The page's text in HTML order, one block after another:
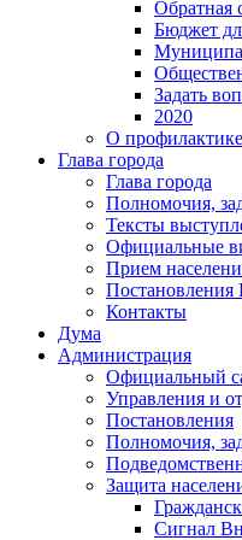
Обратная
Бюджет
Задать
2020
О профилактике
Глава города
Глава города
Полномочия,
Тексты
Официальные
Прием
Постановления
Контакты
Дума
Администрация
Официальный
Управления и
Постановления
Полномочия,
Защита
Сигнал